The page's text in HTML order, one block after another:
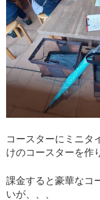
コースターにミニタ
けのコースターを作
課金すると豪華なコ
いが、、、